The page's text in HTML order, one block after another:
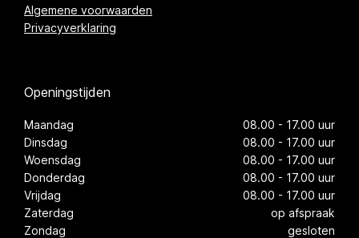
Algemene voorwaarden
Privacyverklaring
Openingstijden
Maandag
08.00 - 17.00 uur
Dinsdag
08.00 - 17.00 uur
Woensdag
08.00 - 17.00 uur
Donderdag
08.00 - 17.00 uur
Vrijdag
08.00 - 17.00 uur
Zaterdag
op afspraak
Zondag
gesloten